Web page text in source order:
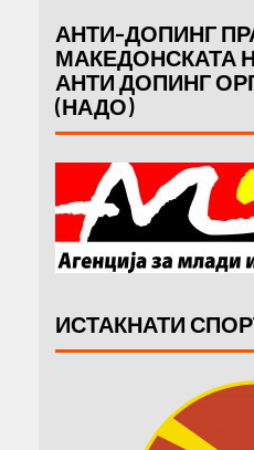
АНТИ-ДОПИНГ
МАКЕДОНСКАТА
АНТИ ДОПИНГ
(НАДО)
ИСТАКНАТИ